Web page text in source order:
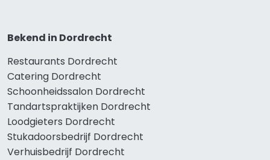
Bekend in Dordrecht
Restaurants Dordrecht
Catering Dordrecht
Schoonheidssalon Dordrecht
Tandartspraktijken Dordrecht
Loodgieters Dordrecht
Stukadoorsbedrijf Dordrecht
Verhuisbedrijf Dordrecht